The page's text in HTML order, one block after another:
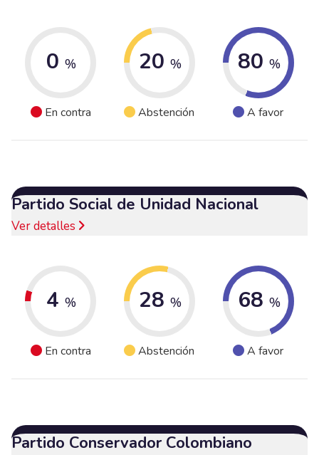
0 %
En contra
20 %
Abstención
80 %
A favor
Partido Social de Unidad Nacional
Ver detalles
4 %
En contra
28 %
Abstención
68 %
A favor
Partido Conservador Colombiano